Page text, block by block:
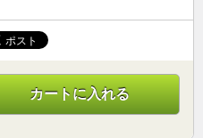
カートに入れる